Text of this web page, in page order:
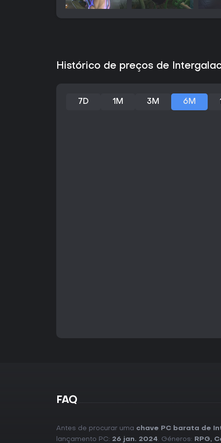
Histórico de preços de
7D 1M 3M 6M
FAQ
Antes de procurar uma chave PC barata de
lançamento PC: 26 jan. 2024. Géneros: RPG,